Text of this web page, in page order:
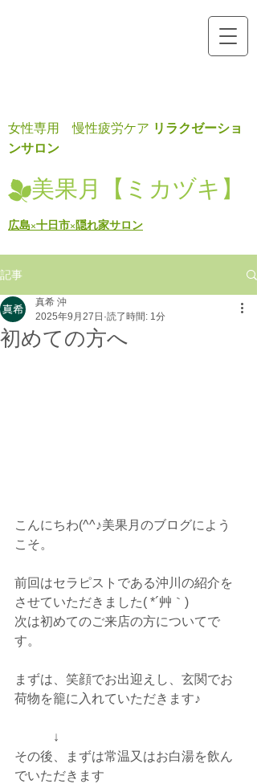
女性専用 慢性疲労ケア リラクゼーショ
ンサロン
美果月【ミカヅキ】
広島×十日市×隠れ家サロン
記事
初めての方へ
真希 沖
2025年9月27日 読了時間: 1分
こんにちわ(^^♪美果月のブログによう
こそ。
前回はセラピストである沖川の紹介を
させていただきました( *´艸｀)
次は初めてのご来店の方についてで
す。
まずは、笑顔でお出迎えし、玄関でお
荷物を籠に入れていただきます♪
↓
その後、まずは常温又はお白湯を飲ん
でいただきます